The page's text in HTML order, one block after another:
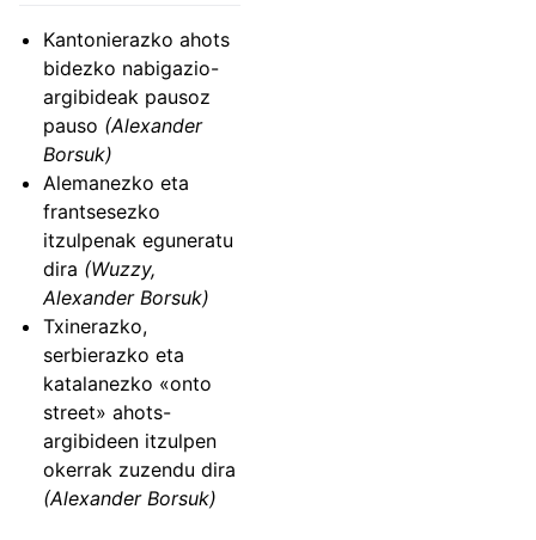
Kantonierazko ahots
bidezko nabigazio-
argibideak pausoz
pauso (Alexander
Borsuk)
Alemanezko eta
frantsesezko
itzulpenak eguneratu
dira (Wuzzy,
Alexander Borsuk)
Txinerazko,
serbierazko eta
katalanezko «onto
street» ahots-
argibideen itzulpen
okerrak zuzendu dira
(Alexander Borsuk)